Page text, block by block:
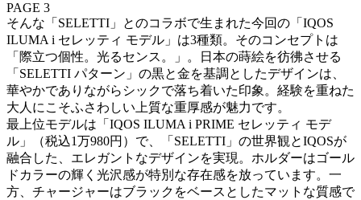
PAGE 3
そんな「SELETTI」とのコラボで生まれた今回の「IQOS
ILUMA i セレッティ モデル」は3種類。そのコンセプトは
「際立つ個性。光るセンス。」。日本の蒔絵を彷彿させる
「SELETTI パターン」の黒と金を基調としたデザインは、
華やかでありながらシックで落ち着いた印象。経験を重ねた
大人にこそふさわしい上質な重厚感が魅力です。
最上位モデルは「IQOS ILUMA i PRIME セレッティ モデ
ル」（税込1万980円）で、「SELETTI」の世界観とIQOSが
融合した、エレガントなデザインを実現。ホルダーはゴール
ドカラーの輝く光沢感が特別な存在感を放っています。一
方、チャージャーはブラックをベースとしたマットな質感で